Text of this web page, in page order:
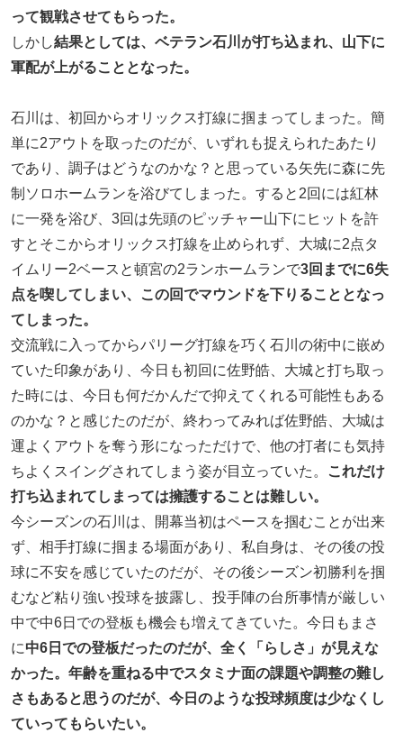
って観戦させてもらった。
しかし結果としては、ベテラン石川が打ち込まれ、山下に
軍配が上がることとなった。
石川は、初回からオリックス打線に掴まってしまった。簡
単に2アウトを取ったのだが、いずれも捉えられたあたり
であり、調子はどうなのかな？と思っている矢先に森に先
制ソロホームランを浴びてしまった。すると2回には紅林
に一発を浴び、3回は先頭のピッチャー山下にヒットを許
すとそこからオリックス打線を止められず、大城に2点タ
イムリー2ベースと頓宮の2ランホームランで3回までに6失
点を喫してしまい、この回でマウンドを下りることとなっ
てしまった。
交流戦に入ってからパリーグ打線を巧く石川の術中に嵌め
ていた印象があり、今日も初回に佐野皓、大城と打ち取っ
た時には、今日も何だかんだで抑えてくれる可能性もある
のかな？と感じたのだが、終わってみれば佐野皓、大城は
運よくアウトを奪う形になっただけで、他の打者にも気持
ちよくスイングされてしまう姿が目立っていた。
これだけ
打ち込まれてしまっては擁護することは難しい。
今シーズンの石川は、開幕当初はペースを掴むことが出来
ず、相手打線に掴まる場面があり、私自身は、その後の投
球に不安を感じていたのだが、その後シーズン初勝利を掴
むなど粘り強い投球を披露し、投手陣の台所事情が厳しい
中で中6日での登板も機会も増えてきていた。今日もまさ
に中6日での登板だったのだが、全く「らしさ」が見えな
かった。年齢を重ねる中でスタミナ面の課題や調整の難し
さもあると思うのだが、今日のような投球頻度は少なくし
ていってもらいたい。